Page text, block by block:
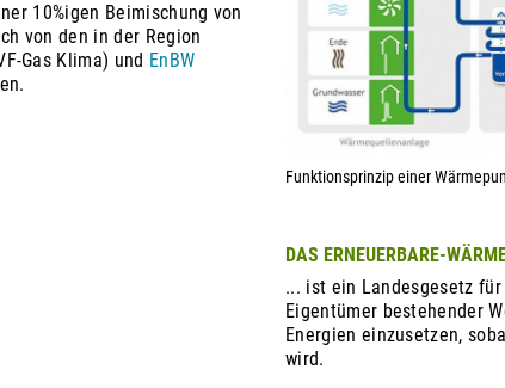
10%igen Beimischung von
von den in der Region
Gas Klima) und EnBW
Funktionsprinzip einer
DAS ERNEUERBARE-
... ist ein Landesgesetz
Eigentümer bestehender
Energien einzusetzen,
wird.